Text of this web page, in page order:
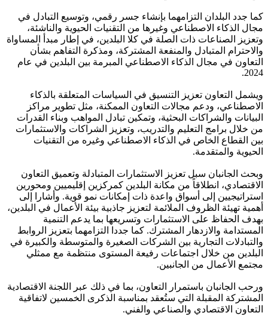
كما جدد البلدان التزامهما بإنشاء جسر رقمي، وتوسيع التبادل في
مجال الذكاء الاصطناعي وغيرها من التقنيات الحيوية والناشئة،
وتعزيز الصناعات ذات الصلة في كلا البلدين، في إطار مبدأ المساواة
والاحترام المتبادل والمنفعة المشتركة، ومذكرة التفاهم بشأن
التعاون في مجال الذكاء الاصطناعي المبرمة بين البلدين في عام
2024.
ويشمل التعاون تعزيز التنسيق في السياسات المتعلقة بالذكاء
الاصطناعي، ودعم مجالات التعاون الممكنة، مثل تطوير مراكز
البيانات والشراكات البحثية، وتمكين تبادل المواهب وبناء القدرات
من خلال برامج التعليم والتدريب، وتعزيز الشراكات والاستثمارات
بين القطاع الخاص في الذكاء الاصطناعي وغيره من التقنيات
الحيوية والمتقدمة.
وبحث الجانبان سبل تعزيز الاستثمارات المتبادلة وتعميق التعاون
الاقتصادي، انطلاقاً من مكانة البلدين كمركزين إقليميين ومحورين
استراتيجيين إلى أسواق واعدة ذات إمكانات نمو قوية. وأشارا إلى
أهمية تهيئة الظروف الملائمة لتعزيز جاذبية بيئة الأعمال في البلدين،
بهدف الحفاظ على الاستثمارات وتسريعها بما يدعم التنمية
المستدامة والازدهار المشترك. كما جددا التزامهما بتعزيز الروابط
والتبادلات التجارية بين الشركات الصغيرة والمتوسطة والكبيرة في
البلدين من خلال اجتماعات رفيعة المستوى منتظمة مع ممثلي
مجتمع الأعمال من الجانبين.
ورحب الجانبان باستمرار التعاون، بما في ذلك عبر اللجنة الاقتصادية
المشتركة المقبلة التي ستُعقد بمناسبة الذكرى الخمسين لاتفاقية
التعاون الاقتصادي والصناعي والفني.